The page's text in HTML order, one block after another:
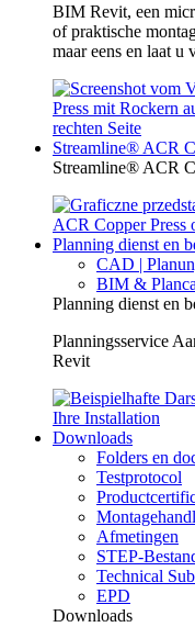
BIM Revit, een
of praktische
maar eens en laat u
Streamline® ACR
Streamline® ACR
Planning dienst en
CAD |
BIM &
Planning dienst en
Planningsservice
Revit
Downloads
Folders en
Testprotocol
Afmetingen
STEP-
Technical
EPD
Downloads